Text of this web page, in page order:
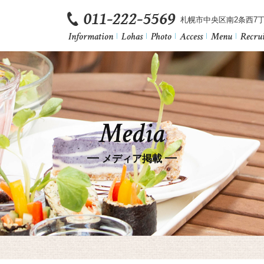
Information Lohas Photo Access Menu
札幌市中央区南2条西7
Media
メディア掲載